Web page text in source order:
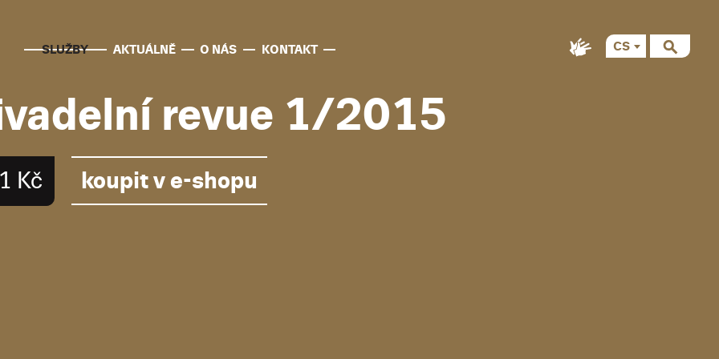
SLUŽBY AKTUÁLNĚ O NÁS KONTAKT
CS
revue 1/2015
Kč koupit v e-shopu